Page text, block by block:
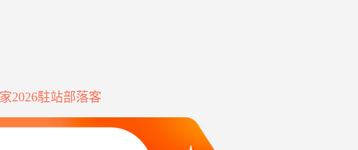
2026駐站部落客